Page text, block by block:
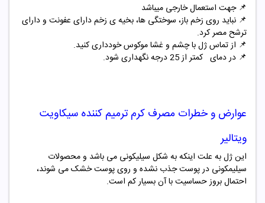
📌 جهت استعمال خارجی میباشد
📌 نباید روی زخم باز، سوختگی ها، بخیه ی زخم دارای عفونت و دارای
ترشح مصر کرد.
📌 از تماس ژل با چشم و غشا موکوس خودداری کنید.
📌 در دمای کمتر از 25 درجه نگهداری شود.
عوارض و خطرات مصرف کرم ترمیم کننده سیکاویت
ویتالیر
این ژل به علت اینکه به شکل سیلیکونی می باشد و محصولات
سیلیمکونی در پوست جذب نشده و روی پوست خشک می شوند،
احتمال بروز حساسیت با آن بسیار کم است.